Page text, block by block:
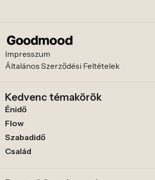
Impresszum
Általános Szerződési Feltételek
Kedvenc témakörök
Énidő
Flow
Szabadidő
Család